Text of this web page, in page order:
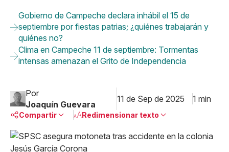
Gobierno de Campeche declara inhábil el 15 de
septiembre por fiestas patrias; ¿quiénes trabajarán y
quiénes no?
Clima en Campeche 11 de septiembre: Tormentas
intensas amenazan el Grito de Independencia
Por
Joaquín Guevara
11 de Sep de 2025 1 min
Compartir
Linkedin
Redimensionar texto